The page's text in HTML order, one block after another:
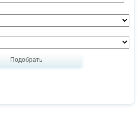
Подобрать